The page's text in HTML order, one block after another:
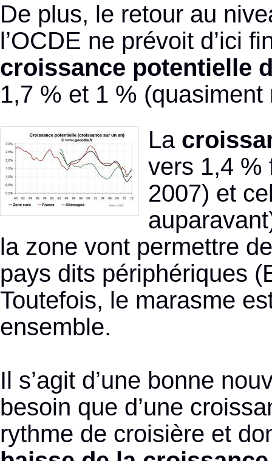
De plus, le retour au
l’OCDE ne prévoit d’ici
croissance potentielle
1,7 % et 1 %
La
vers 1,4 %
2007) et
la zone vont permettre
pays dits périphériques
Toutefois, le marasme
ensemble.
Il s’agit d’une bonne
besoin que d’une
rythme de croisière et